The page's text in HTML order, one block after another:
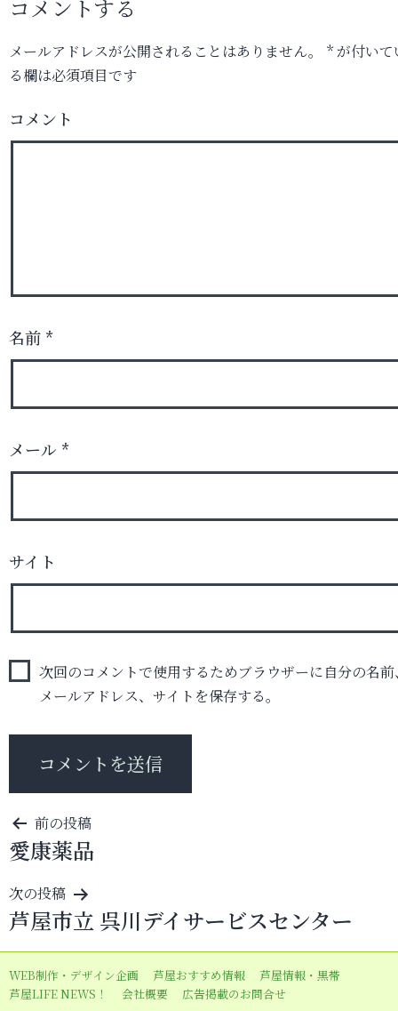
コメントする
メールアドレスが公開されることはありません。 *が付いて
る欄は必須項目です
コメント
名前 *
メール *
サイト
次回のコメントで使用するためブラウザーに自分の名前
メールアドレス、サイトを保存する。
投
稿
ナ
ビ
ゲ
ー
シ
前の投稿
愛康薬品
次の投稿
芦屋市立 呉川デイサービスセンター
WEB制作・デザイン企画 芦屋おすすめ情報
芦屋情報・黒帯
芦屋LIFE NEWS！
会社概要 広告掲載のお問合せ